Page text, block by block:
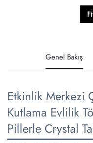
Genel Bakış
Etkinlik Merkezi
Kutlama Evlilik
Pillerle Crystal